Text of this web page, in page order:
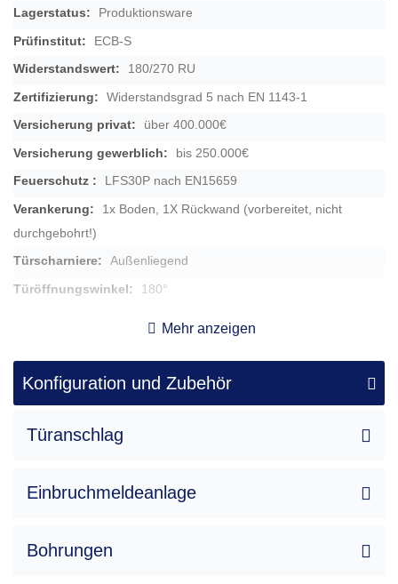
Mehr
Informationen
Produktionsware
ECB-S
180/270 RU
Widerstandsgrad 5 nach EN 1143-1
über 400.000€
bis 250.000€
LFS30P nach EN15659
1x Boden, 1X Rückwand (vorbereitet, nicht
durchgebohrt!)
Außenliegend
180°
386,00 l
Mehr anzeigen
Konfiguration und Zubehör
Türanschlag
Einbruchmeldeanlage
Bohrungen